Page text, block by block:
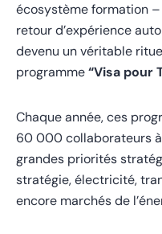
écosystème formation
retour d’expérience
devenu un véritable
programme“Visa pour
Chaque année, ces
60 000 collaborateurs
grandes priorités
stratégie, électricité,
encore marchés de